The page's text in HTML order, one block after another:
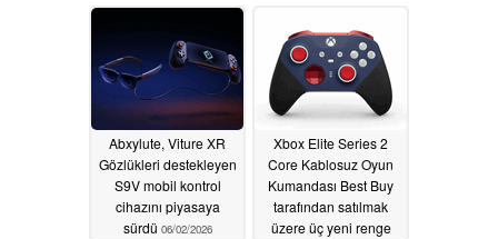
Abxylute, Viture XR
Gözlükleri destekleyen
S9V mobil kontrol
cihazını piyasaya
sürdü 06/02/2026
Xbox Elite Series 2
Core Kablosuz Oyun
Kumandası Best Buy
tarafından satılmak
üzere üç yeni renge